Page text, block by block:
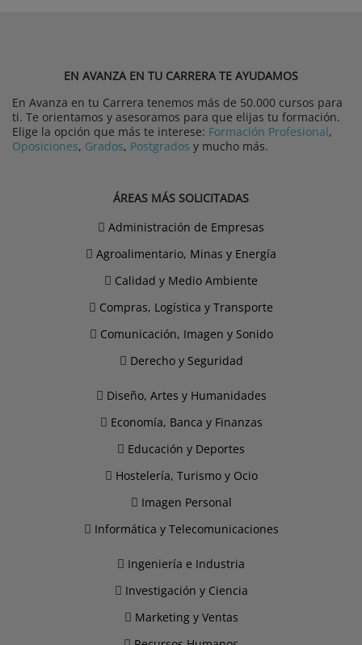
EN AVANZA EN TU CARRERA TE AYUDAMOS
En Avanza en tu Carrera tenemos más de 50.000 cursos para
ti. Te orientamos y asesoramos para que elijas tu formación.
Elige la opción que más te interese: Formación Profesional,
Oposiciones, Grados, Postgrados y mucho más.
ÁREAS MÁS SOLICITADAS
Administración de Empresas
Agroalimentario, Minas y Energía
Calidad y Medio Ambiente
Compras, Logística y Transporte
Comunicación, Imagen y Sonido
Derecho y Seguridad
Diseño, Artes y Humanidades
Economía, Banca y Finanzas
Educación y Deportes
Hostelería, Turismo y Ocio
Imagen Personal
Informática y Telecomunicaciones
Ingeniería e Industria
Investigación y Ciencia
Marketing y Ventas